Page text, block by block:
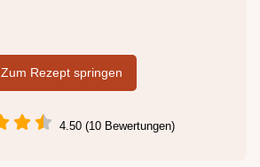
Zum Rezept springen
4.50 (10 Bewertungen)